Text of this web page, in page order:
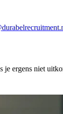
je ergens niet